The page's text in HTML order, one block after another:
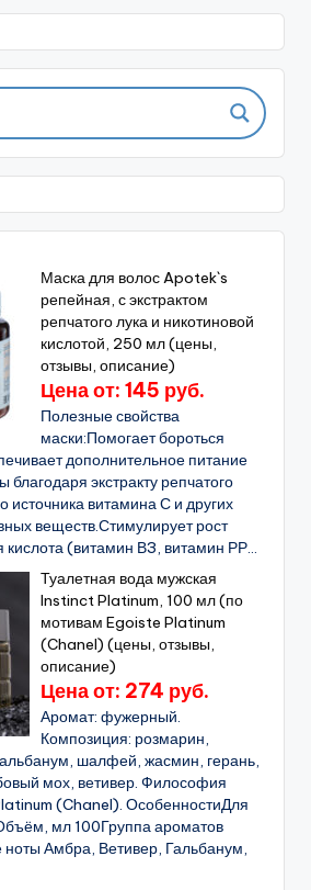
Маска для волос Apotek`s
репейная, с экстрактом
репчатого лука и никотиновой
кислотой, 250 мл (цены,
отзывы, описание)
Цена от: 145 руб.
Полезные свойства
маски:Помогает бороться
дополнительное питание
благодаря экстракту репчатого
источника витамина С и других
веществ.Стимулирует рост
кислота (витамин В3, витамин РР...
Туалетная вода мужская
Instinct Platinum, 100 мл (по
мотивам Egoiste Platinum
(Chanel) (цены, отзывы,
описание)
Цена от: 274 руб.
Аромат: фужерный.
Композиция: розмарин,
шалфей, жасмин, герань,
мох, ветивер. Философия
(Chanel). ОсобенностиДля
мл 100Группа ароматов
Амбра, Ветивер, Гальбанум,